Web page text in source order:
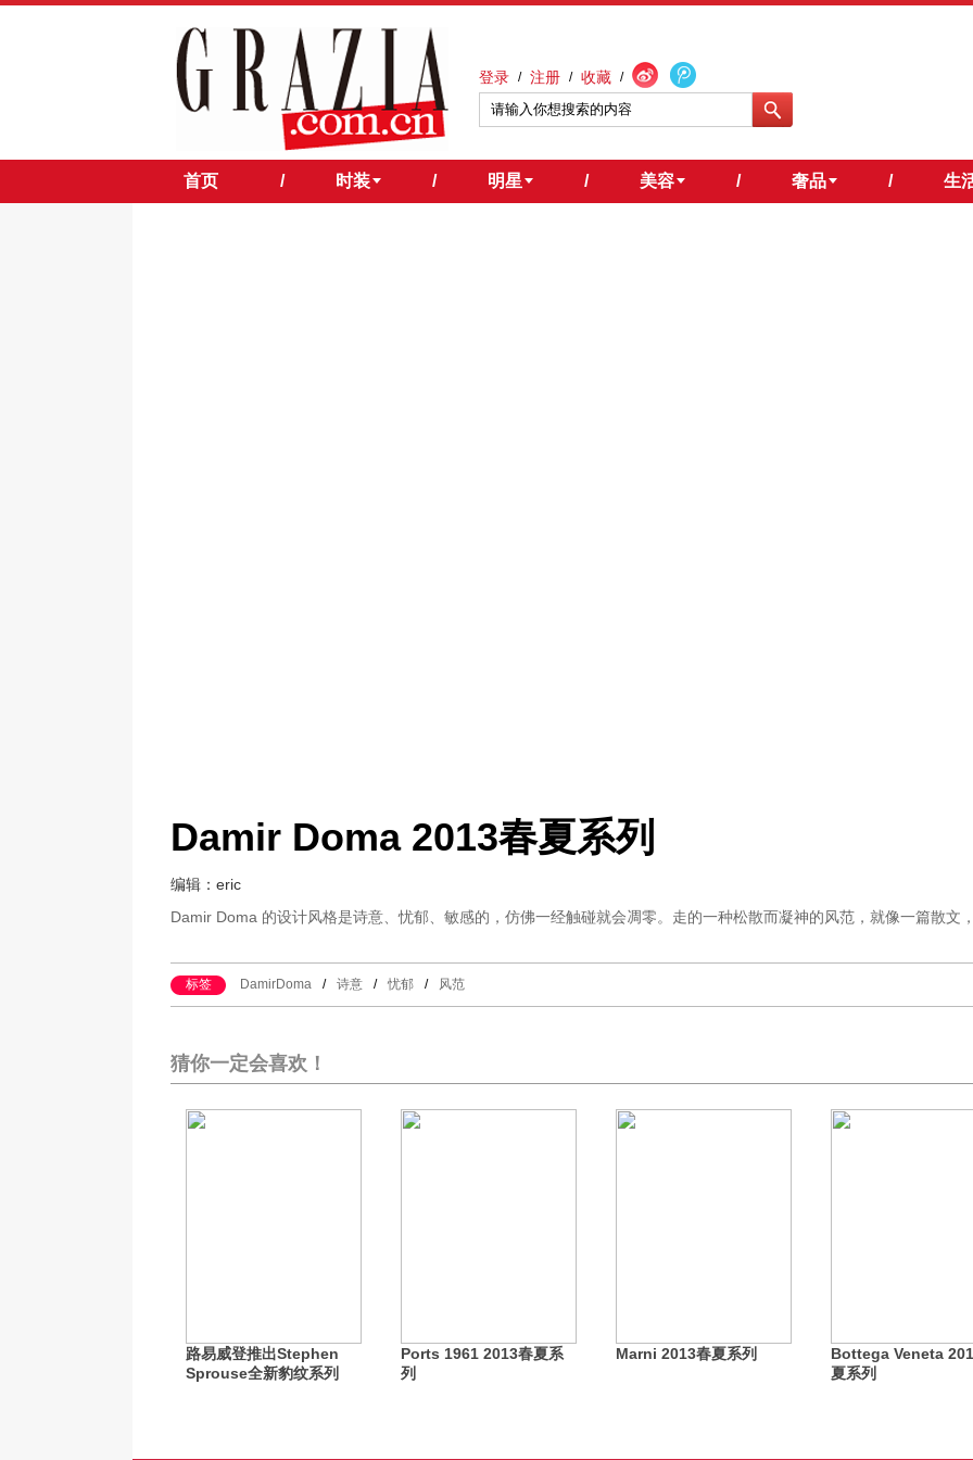
登录 / 注册 / 收藏 /
首页 / 时装 / 明星 / 美容 / 奢品 / 生
Damir Doma 2013春夏系列
编辑：eric
Damir Doma 的设计风格是诗意、忧郁、敏感的，仿佛一经触碰就会凋零。走的一种松散而凝神的风范，就像一篇散文
标签 DamirDoma / 诗意 / 忧郁 / 风范
猜你一定会喜欢！
路易威登推出Stephen
Sprouse全新豹纹系列
Ports 1961 2013春夏系
列
Marni 2013春夏系列
Bottega Veneta
夏系列